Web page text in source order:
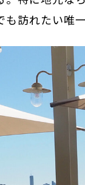
訪れたい唯